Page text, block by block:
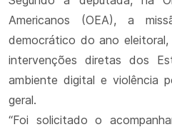
Americanos (OEA), a
democrático do ano
intervenções diretas dos
ambiente digital e violência
geral.
“Foi solicitado o